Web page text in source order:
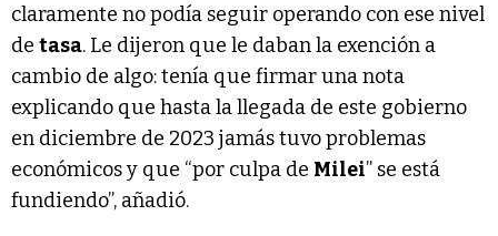
claramente no podía seguir operando con ese nivel
de tasa. Le dijeron que le daban la exención a
cambio de algo: tenía que firmar una nota
explicando que hasta la llegada de este gobierno
en diciembre de 2023 jamás tuvo problemas
económicos y que “por culpa de Milei” se está
fundiendo”, añadió.